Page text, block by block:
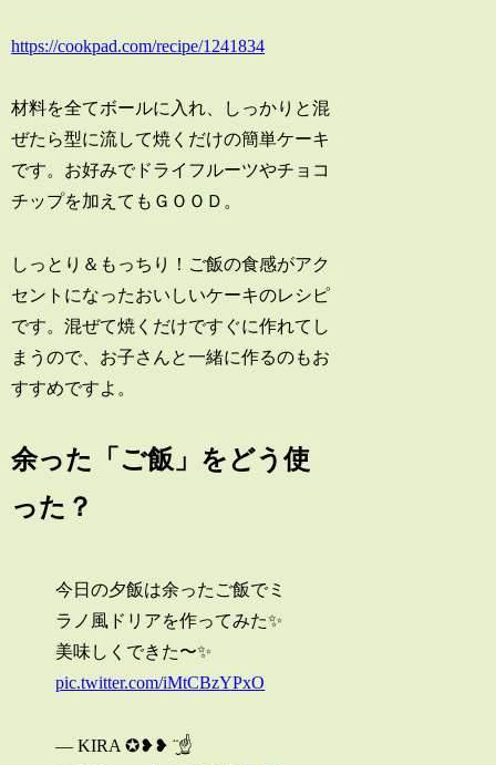
https://cookpad.com/recipe/1241834
材料を全てボールに入れ、しっかりと混
ぜたら型に流して焼くだけの簡単ケーキ
です。お好みでドライフルーツやチョコ
チップを加えてもＧＯＯＤ。
しっとり＆もっちり！ご飯の食感がアク
セントになったおいしいケーキのレシピ
です。混ぜて焼くだけですぐに作れてし
まうので、お子さんと一緒に作るのもお
すすめですよ。
余った「ご飯」をどう使
った？
今日の夕飯は余ったご飯でミ
ラノ風ドリアを作ってみた✨
美味しくできた〜✨
pic.twitter.com/iMtCBzYPxO
— KIRA ✪❥❥ ¨̮☝️